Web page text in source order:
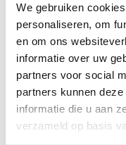
We gebruiken
personaliseren, om
en om ons
informatie over uw
partners voor social
partners kunnen
informatie die u aan
verzameld op basis
Omschrijving
Moyra
Deze prachtige
van gel. De nagellak is
Voordelen van de
Snel drogend